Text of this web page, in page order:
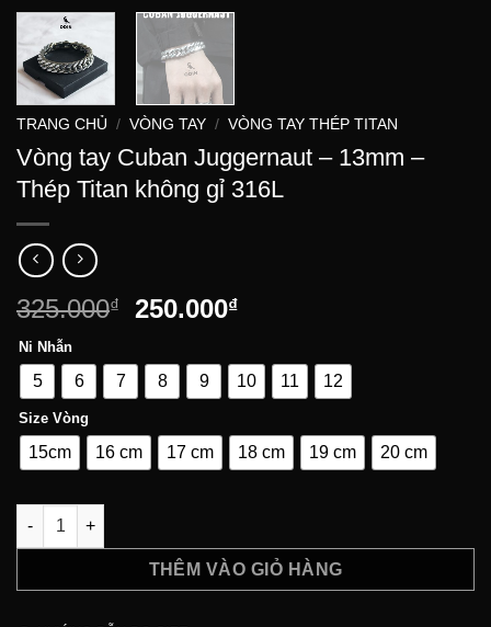
TRANG CHỦ / VÒNG TAY / VÒNG TAY THÉP TITAN
Vòng tay Cuban Juggernaut – 13mm –
Thép Titan không gỉ 316L
325.000₫
Giá
là:
325.000₫.
250.000₫Giá
tại
là:
Ni Nhẫn
5 6 7 8 9 10 11 12
Size Vòng
15cm 16 cm 17 cm 18 cm 19 cm 20 cm
Vòng tay Cuban Juggernaut - 13mm - Thép Titan không gỉ
THÊM VÀO GIỎ HÀNG